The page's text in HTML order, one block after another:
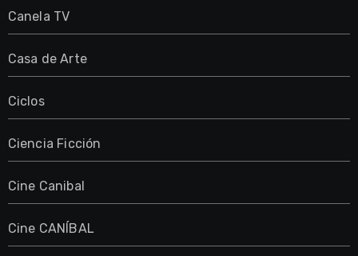
Canela TV
Casa de Arte
Ciclos
Ciencia Ficción
Cine Canibal
Cine CANÍBAL